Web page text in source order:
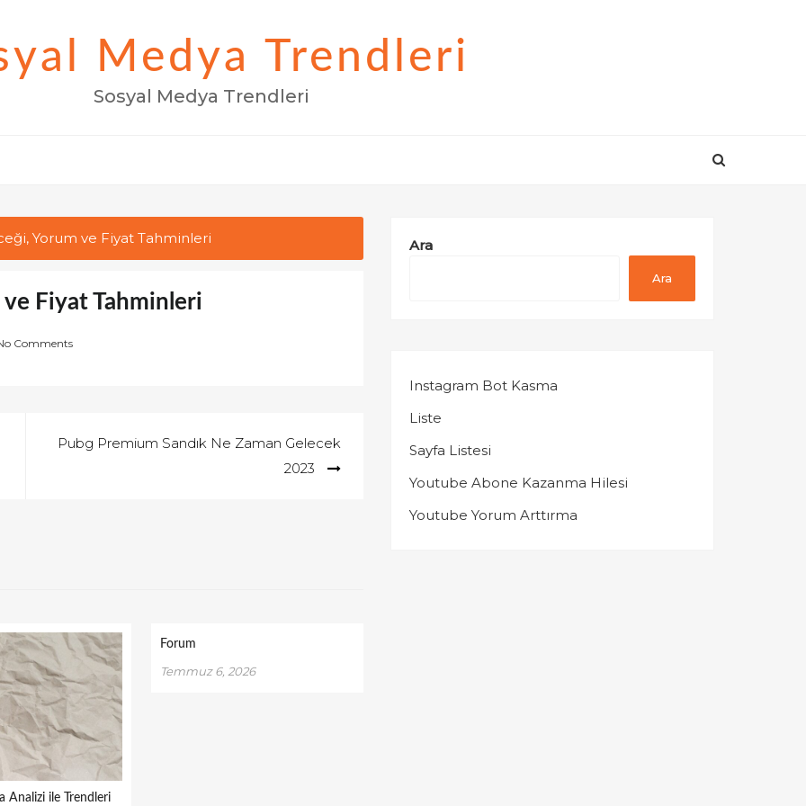
Medya Trendleri
Sosyal Medya Trendleri
Yorum ve Fiyat Tahminleri
ve Fiyat Tahminleri
Comments
Pubg Premium Sandık Ne Zaman Gelecek
2023
Analizi ile Trendleri
Forum
Temmuz 6, 2026
Ara
Ara
Instagram Bot Kasma
Liste
Sayfa Listesi
Youtube Abone Kazanma Hilesi
Youtube Yorum Arttırma